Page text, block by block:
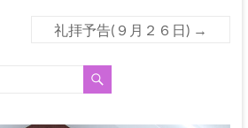
礼拝予告(９月２６日) →